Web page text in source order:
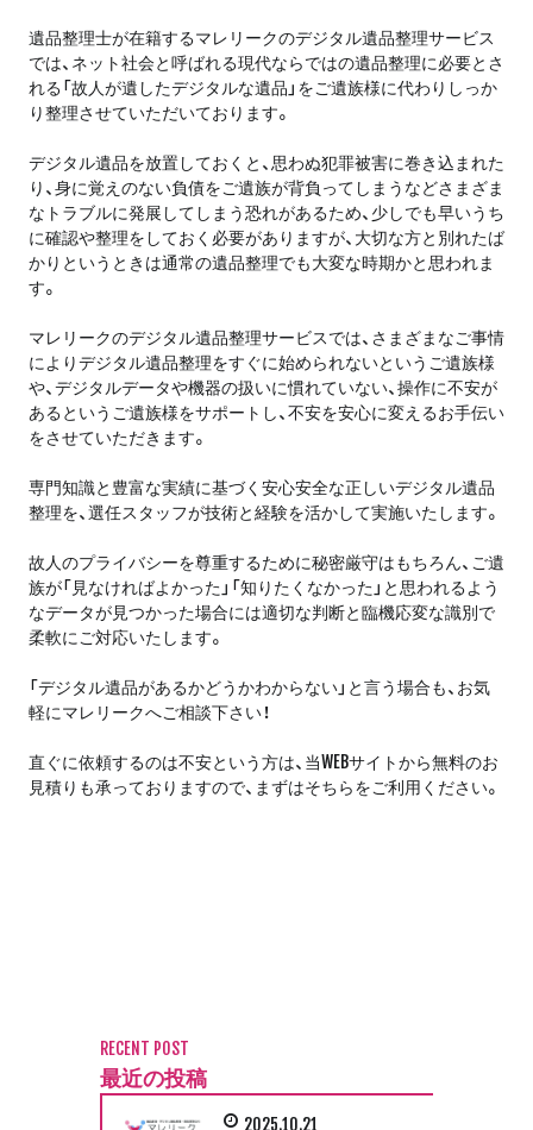
遺品整理士が在籍するマレリークのデジタル遺品整理サービス
では、ネット社会と呼ばれる現代ならではの遺品整理に必要とさ
れる「故人が遺したデジタルな遺品」をご遺族様に代わりしっか
り整理させていただいております。
デジタル遺品を放置しておくと、思わぬ犯罪被害に巻き込まれた
り、身に覚えのない負債をご遺族が背負ってしまうなどさまざま
なトラブルに発展してしまう恐れがあるため、少しでも早いうち
に確認や整理をしておく必要がありますが、大切な方と別れたば
かりというときは通常の遺品整理でも大変な時期かと思われま
す。
マレリークのデジタル遺品整理サービスでは、さまざまなご事情
によりデジタル遺品整理をすぐに始められないというご遺族様
や、デジタルデータや機器の扱いに慣れていない、操作に不安が
あるというご遺族様をサポートし、不安を安心に変えるお手伝い
をさせていただきます。
専門知識と豊富な実績に基づく安心安全な正しいデジタル遺品
整理を、選任スタッフが技術と経験を活かして実施いたします。
故人のプライバシーを尊重するために秘密厳守はもちろん、ご遺
族が「見なければよかった」「知りたくなかった」と思われるよう
なデータが見つかった場合には適切な判断と臨機応変な識別で
柔軟にご対応いたします。
「デジタル遺品があるかどうかわからない」と言う場合も、お気
軽にマレリークへご相談下さい！
直ぐに依頼するのは不安という方は、当WEBサイトから無料のお
見積りも承っておりますので、まずはそちらをご利用ください。
RECENT POST
最近の投稿
2025.10.21